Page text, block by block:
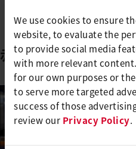
We use cookies to ensure
website, to evaluate the
to provide social media
with more relevant
for our own purposes or
to serve more targeted
success of those
review our Privacy Policy.
赤外線によるディ